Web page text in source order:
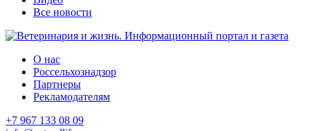
Все новости
О нас
Россельхознадзор
Партнеры
Рекламодателям
+7 967 133 08 09